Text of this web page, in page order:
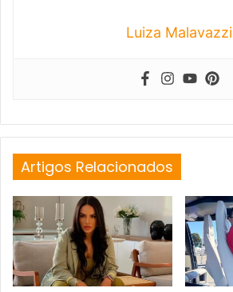
Luiza Malavazzi
Artigos Relacionados